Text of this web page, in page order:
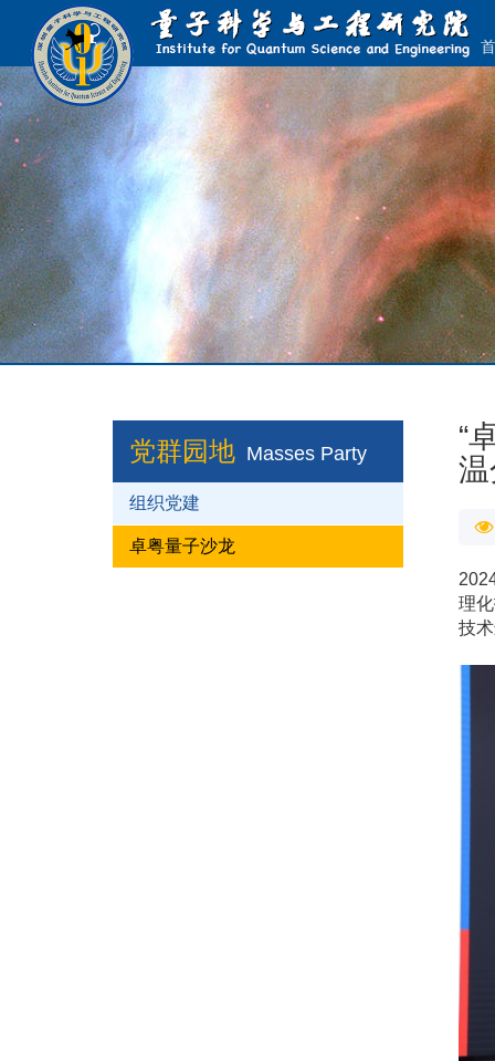
党群园地 Masses Party
组织党建
卓粤量子沙龙
“
理
技